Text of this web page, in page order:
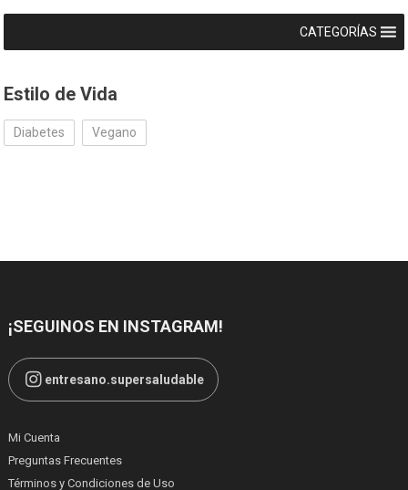
CATEGORÍAS
Estilo de Vida
Diabetes Vegano
¡SEGUINOS EN INSTAGRAM!
entresano.supersaludable
Mi Cuenta
Preguntas Frecuentes
Términos y Condiciones de Uso